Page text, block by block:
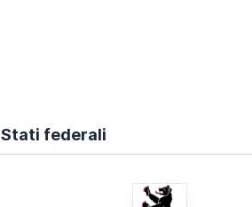
Stati federali